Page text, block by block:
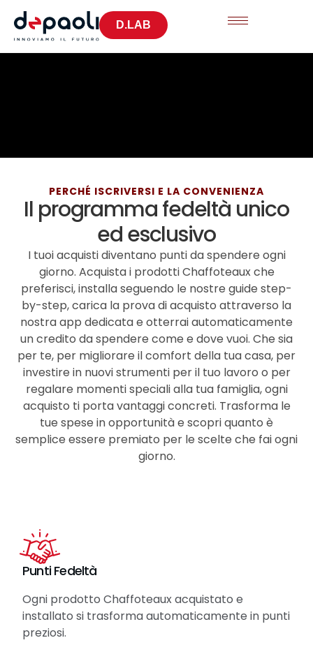
D.LAB
PERCHÉ ISCRIVERSI E LA CONVENIENZA
Il programma fedeltà unico
ed esclusivo
I tuoi acquisti diventano punti da spendere ogni
giorno. Acquista i prodotti Chaffoteaux che
preferisci, installa seguendo le nostre guide step-
by-step, carica la prova di acquisto attraverso la
nostra app dedicata e otterrai automaticamente
un credito da spendere come e dove vuoi. Che sia
per te, per migliorare il comfort della tua casa, per
investire in nuovi strumenti per il tuo lavoro o per
regalare momenti speciali alla tua famiglia, ogni
acquisto ti porta vantaggi concreti. Trasforma le
tue spese in opportunità e scopri quanto è
semplice essere premiato per le scelte che fai ogni
giorno.
Punti Fedeltà
Ogni prodotto Chaffoteaux acquistato e
installato si trasforma automaticamente in punti
preziosi.